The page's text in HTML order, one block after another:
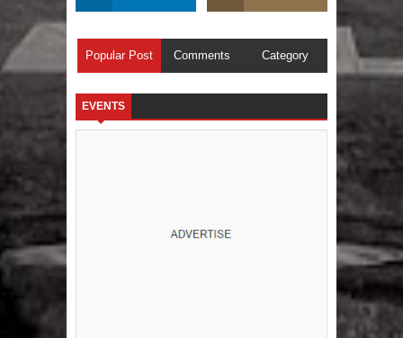
Popular Post Comments Category
EVENTS